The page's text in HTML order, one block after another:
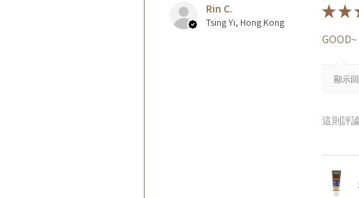
Rin C.
Tsing Yi, Hong Kong
★★
GOOD~
顯示
這則評